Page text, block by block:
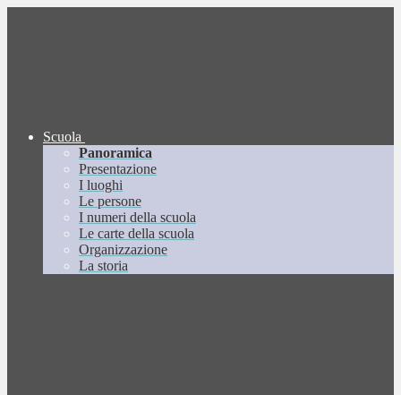
Scuola
Panoramica
Presentazione
I luoghi
Le persone
I numeri della scuola
Le carte della scuola
Organizzazione
La storia